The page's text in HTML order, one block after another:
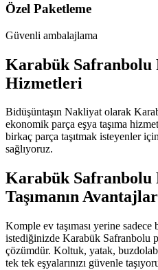
Özel Paketleme
Güvenli ambalajlama
Karabük Safranbolu
Hizmetleri
Bidüşüntaşın Nakliyat olarak
ekonomik parça eşya taşıma
birkaç parça taşıtmak isteyenler
sağlıyoruz.
Karabük Safranbolu
Taşımanın
Komple ev taşıması yerine sadece
istediğinizde Karabük Safranbolu
çözümdür. Koltuk, yatak,
tek tek eşyalarınızı güvenle